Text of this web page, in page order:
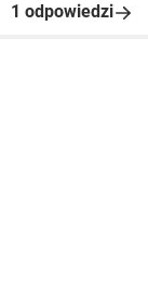
1 odpowiedzi